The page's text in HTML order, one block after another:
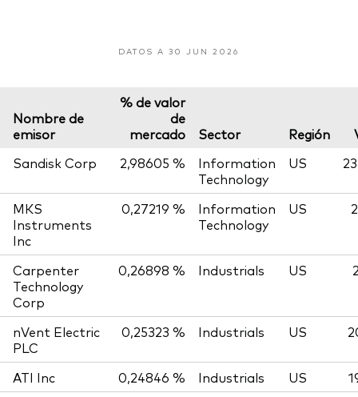
DATOS A 30 JUN 2026
Nombre de
emisor
% de valor
de
mercado
Sector Región
Sandisk Corp
2,98605 %
Information
Technology
US
MKS
Instruments
Inc
0,27219 %
Information
Technology
US
Carpenter
Technology
Corp
0,26898 % Industrials US
nVent Electric
PLC
0,25323 % Industrials US
ATI Inc 0,24846 % Industrials US